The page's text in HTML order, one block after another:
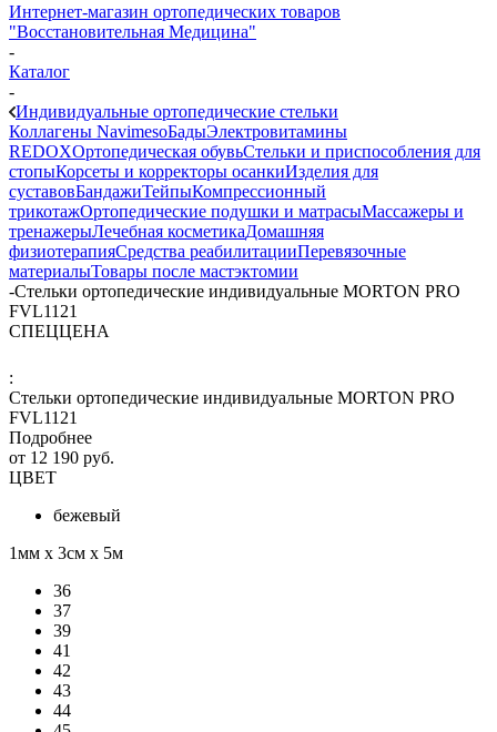
Интернет-магазин ортопедических товаров
"Восстановительная Медицина"
-
Каталог
-
Индивидуальные ортопедические стельки
Коллагены NavimesoБадыЭлектровитамины
REDOXОртопедическая обувьСтельки и приспособления для
стопыКорсеты и корректоры осанкиИзделия для
суставовБандажиТейпыКомпрессионный
трикотажОртопедические подушки и матрасыМассажеры и
тренажерыЛечебная косметикаДомашняя
физиотерапияСредства реабилитацииПеревязочные
материалыТовары после мастэктомии
-Стельки ортопедические индивидуальные MORTON PRO
FVL1121
СПЕЦЦЕНА
:
Стельки ортопедические индивидуальные MORTON PRO
FVL1121
Подробнее
от 12 190 руб.
ЦВЕТ
бежевый
1мм х 3см х 5м
36
37
39
41
42
43
44